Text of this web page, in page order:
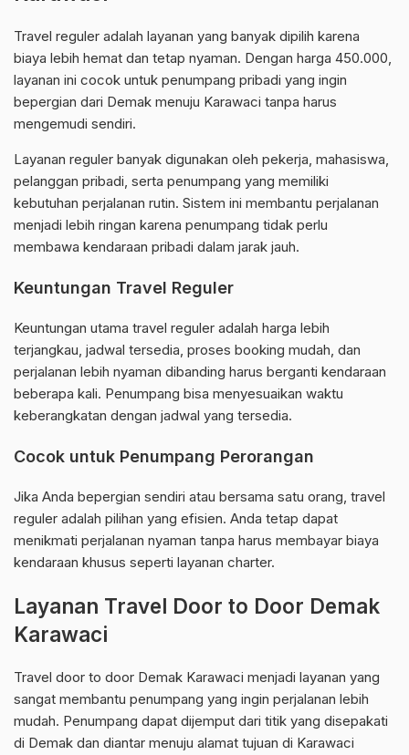
Travel reguler adalah layanan yang banyak dipilih karena
biaya lebih hemat dan tetap nyaman. Dengan harga 450.000,
layanan ini cocok untuk penumpang pribadi yang ingin
bepergian dari Demak menuju Karawaci tanpa harus
mengemudi sendiri.
Layanan reguler banyak digunakan oleh pekerja, mahasiswa,
pelanggan pribadi, serta penumpang yang memiliki
kebutuhan perjalanan rutin. Sistem ini membantu perjalanan
menjadi lebih ringan karena penumpang tidak perlu
membawa kendaraan pribadi dalam jarak jauh.
Keuntungan Travel Reguler
Keuntungan utama travel reguler adalah harga lebih
terjangkau, jadwal tersedia, proses booking mudah, dan
perjalanan lebih nyaman dibanding harus berganti kendaraan
beberapa kali. Penumpang bisa menyesuaikan waktu
keberangkatan dengan jadwal yang tersedia.
Cocok untuk Penumpang Perorangan
Jika Anda bepergian sendiri atau bersama satu orang, travel
reguler adalah pilihan yang efisien. Anda tetap dapat
menikmati perjalanan nyaman tanpa harus membayar biaya
kendaraan khusus seperti layanan charter.
Layanan Travel Door to Door Demak
Karawaci
Travel door to door Demak Karawaci menjadi layanan yang
sangat membantu penumpang yang ingin perjalanan lebih
mudah. Penumpang dapat dijemput dari titik yang disepakati
di Demak dan diantar menuju alamat tujuan di Karawaci